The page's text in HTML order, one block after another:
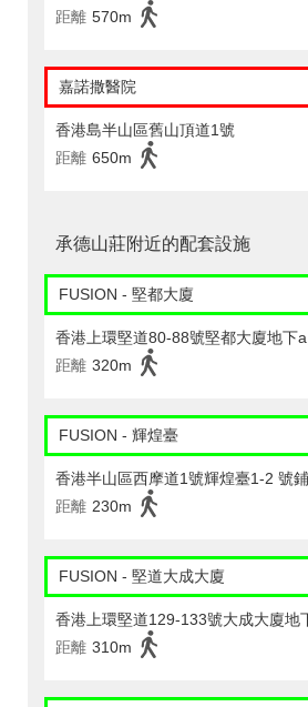
距離 570m
嘉諾撒醫院
香港島半山區舊山頂道1號
距離 650m
承德山莊附近的配套設施
FUSION - 堅都大廈
香港上環堅道80-88號堅都大廈地下
距離 320m
FUSION - 輝煌臺
香港半山區西摩道1號輝煌臺1-2 號
距離 230m
FUSION - 堅道大成大廈
香港上環堅道129-133號大成大廈地
距離 310m